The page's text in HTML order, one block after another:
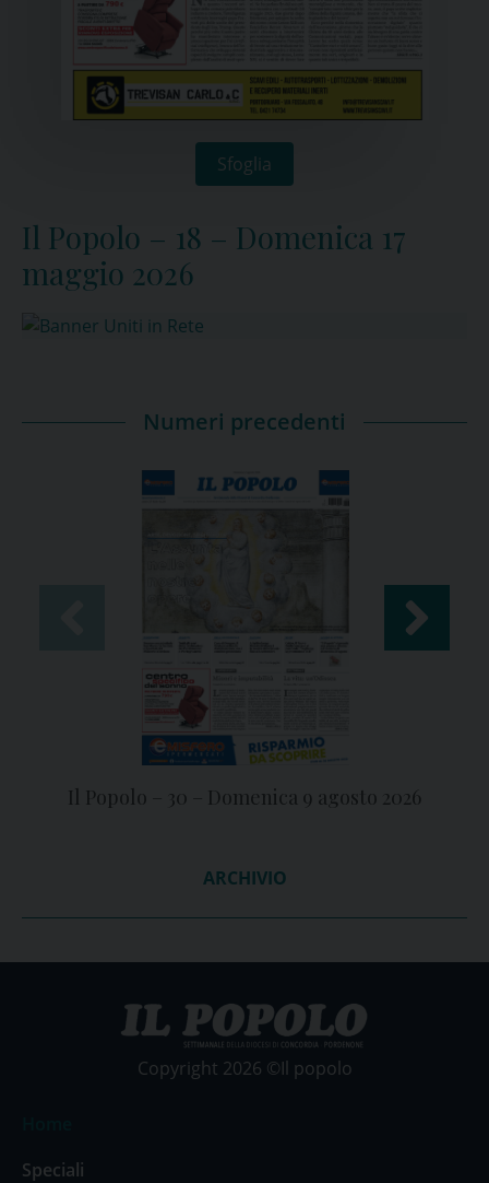
Sfoglia
Il Popolo – 18 – Domenica 17
maggio 2026
Numeri precedenti
Il Popolo – 30 – Domenica 9 agosto 2026
ARCHIVIO
Copyright 2026 ©Il popolo
Speciali